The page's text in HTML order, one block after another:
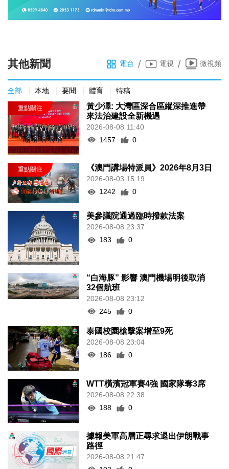
其他新聞 電台 / 電視 / 微視頻
全部 本地 要聞 體育 特稿
黃少澤: 大灣區深合區縱深推進帶
來法治建設全新機遇
2026-08-08 11:40
1457
0
《澳門講場特派員》2026年8月3日
2026-08-03 15:19
1242
0
美參議院通過臨時撥款法案
2026-08-08 23:37
183
0
“白海豚” 影響 澳門機場明後取消
32個航班
2026-08-08 23:12
245
0
泰國校園槍擊案增至9死
2026-08-08 23:04
186
0
WTT橫濱冠軍賽4強 國家隊奪3席
2026-08-08 22:38
188
0
據報美軍高層正尋求退出伊朗戰事
路徑
2026-08-08 21:47